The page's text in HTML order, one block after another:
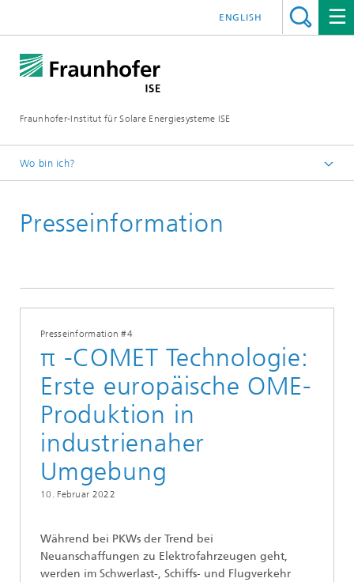
Fraunhofer-Institut für Solare Energiesysteme ISE
ENGLISH
Wo bin ich?
Presseinformation
Presseinformation #4
π -COMET Technologie:
Erste europäische OME-
Produktion in
industrienaher
Umgebung
10. Februar 2022
Während bei PKWs der Trend bei
Neuanschaffungen zu Elektrofahrzeugen geht,
werden im Schwerlast-, Schiffs- und Flugverkehr